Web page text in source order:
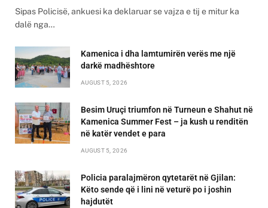
Sipas Policisë, ankuesi ka deklaruar se vajza e tij e mitur ka
dalë nga…
Kamenica i dha lamtumirën verës me një
darkë madhështore
AUGUST 5, 2026
Besim Uruçi triumfon në Turneun e Shahut në
Kamenica Summer Fest – ja kush u renditën
në katër vendet e para
AUGUST 5, 2026
Policia paralajmëron qytetarët në Gjilan:
Këto sende që i lini në veturë po i joshin
hajdutët